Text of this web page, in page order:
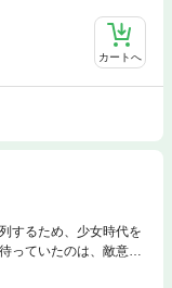
カートへ
するため、少女時代を
っていたのは、敵意を
ンナがキャリーの結婚